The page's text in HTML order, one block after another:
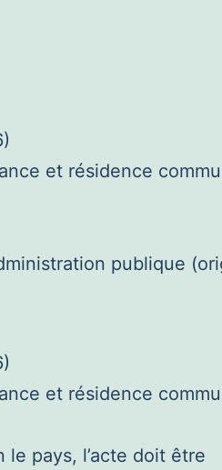
et résidence
publique
et résidence
le pays, l’acte doit être